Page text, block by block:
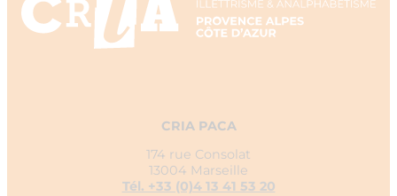
CRIA PACA
174 rue Consolat
13004 Marseille
Tél. +33 (0)4 13 41 53 20